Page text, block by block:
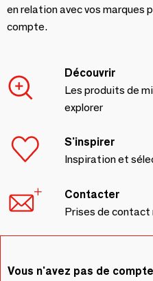
en relation avec vos marques
compte.
Découvrir
Les produits de
explorer
S'inspirer
Inspiration et
Contacter
Prises de
Vous n'avez pas de